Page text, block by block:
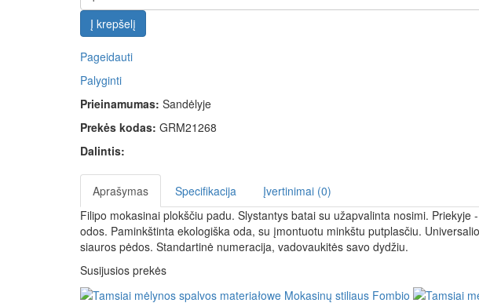
Į krepšelį
Pageidauti
Palyginti
Prieinamumas: Sandėlyje
Prekės kodas: GRM21268
Dalintis:
Aprašymas Specifikacija
Įvertinimai (0)
Filipo mokasinai plokščiu padu. Slystantys batai su užapvalinta nosimi.
odos. Paminkštinta ekologiška oda, su įmontuotu minkštu putplasčiu.
siauros pėdos. Standartinė numeracija, vadovaukitės savo dydžiu.
Susijusios prekės